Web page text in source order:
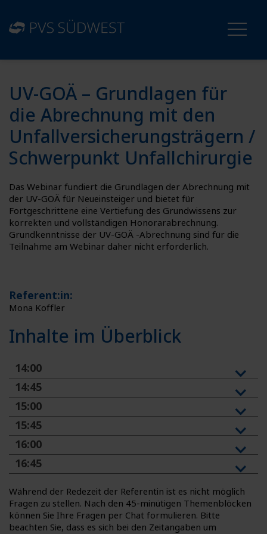
UV-GOÄ – Grundlagen für
die Abrechnung mit den
Unfallversicherungsträgern /
Schwerpunkt Unfallchirurgie
Das Webinar fundiert die Grundlagen der Abrechnung mit
der UV-GOÄ für Neueinsteiger und bietet für
Fortgeschrittene eine Vertiefung des Grundwissens zur
korrekten und vollständigen Honorarabrechnung.
Grundkenntnisse der UV-GOÄ -Abrechnung sind für die
Teilnahme am Webinar daher nicht erforderlich.
Referent:in:
Mona Koffler
Inhalte im Überblick
14:00
14:45
15:00
15:45
16:00
16:45
Während der Redezeit der Referentin ist es nicht möglich
Fragen zu stellen. Nach den 45-minütigen Themenblöcken
können Sie Ihre Fragen per Chat formulieren. Bitte
beachten Sie, dass es sich bei den Zeitangaben um